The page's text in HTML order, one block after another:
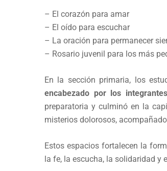
– El corazón para amar
– El oído para escuchar
– La oración para permanecer
– Rosario juvenil para los más
En la sección primaria, los
encabezado por los
preparatoria y culminó en la
misterios dolorosos,
Estos espacios fortalecen la
la fe, la escucha, la solidaridad y